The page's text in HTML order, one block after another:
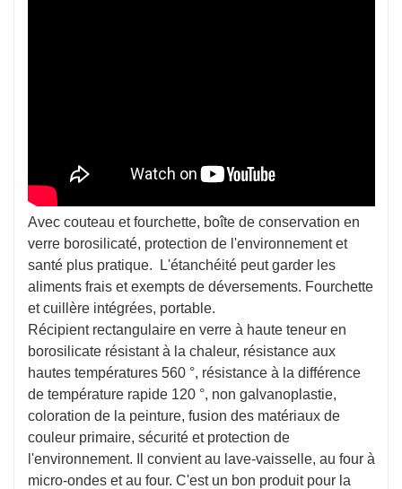
Avec couteau et fourchette, boîte de conservation en
verre borosilicaté, protection de l'environnement et
santé plus pratique.
L'étanchéité peut garder les
aliments frais et exempts de déversements. Fourchette
et cuillère intégrées, portable.
Récipient rectangulaire en verre à haute teneur en
borosilicate résistant à la chaleur, résistance aux
hautes températures 560 °, résistance à la différence
de température rapide 120 °, non galvanoplastie,
coloration de la peinture, fusion des matériaux de
couleur primaire, sécurité et protection de
l'environnement. Il convient au lave-vaisselle, au four à
micro-ondes et au four. C'est un bon produit pour la